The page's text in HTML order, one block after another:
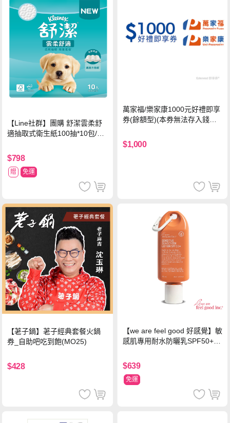
【Line社群】團購 舒潔雲柔舒
適抽取式衛生紙100抽*10包/6
$798
贈 免運
萬家福/樂家康1000元好禮即享
券(餘額型)(本券無法存入錢包
$1,000
【荖子鍋】荖子經典套餐火鍋
券_自助吧吃到飽(MO25)
$428
【we are feel good 好感覺】敏
感肌專用耐水防曬乳SPF50+ 7
$639
免運